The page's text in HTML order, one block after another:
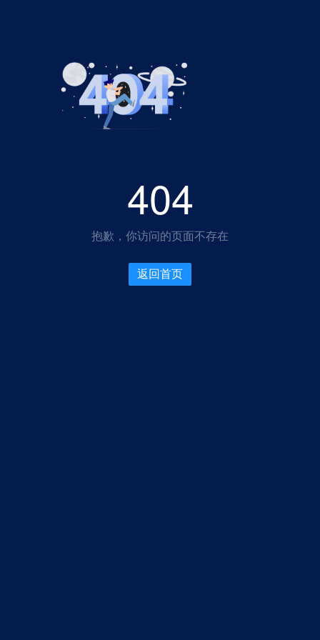
404
抱歉，你访问的页面不存在
返回首页